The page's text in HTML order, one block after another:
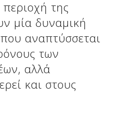
της
μία δυναμική
αναπτύσσεται
των
αλλά
και στους